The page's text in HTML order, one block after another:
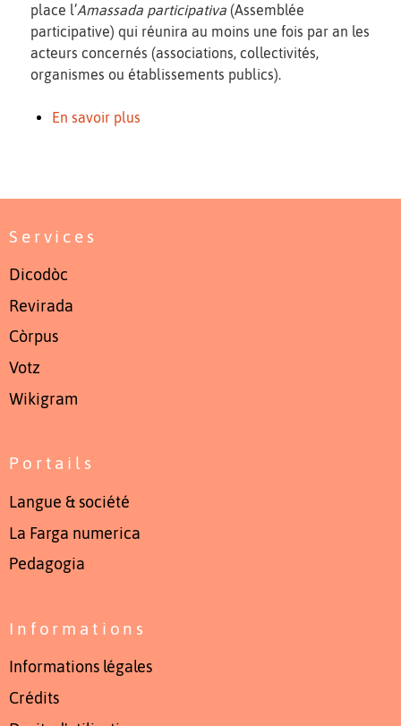
place l’Amassada participativa (Assemblée
participative) qui réunira au moins une fois par an les
acteurs concernés (associations, collectivités,
organismes ou établissements publics).
En savoir plus
Services
Dicodòc
Revirada
Còrpus
Votz
Wikigram
Portails
Langue & société
La Farga numerica
Pedagogia
Informations
Informations légales
Crédits